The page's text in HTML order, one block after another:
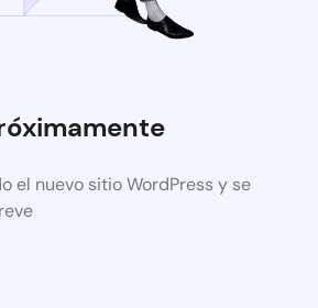
el nuevo sitio WordPress y se